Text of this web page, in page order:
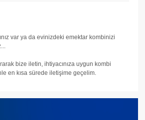
var ya da evinizdeki emektar kombinizi
bize iletin, ihtiyacınıza uygun kombi
en kısa sürede iletişime geçelim.